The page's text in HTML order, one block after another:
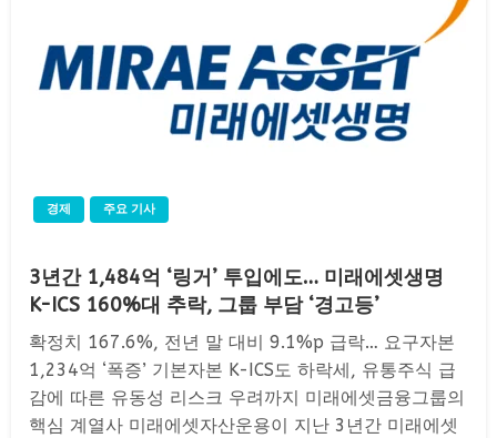
경제 주요 기사
3년간 1,484억 ‘링거’ 투입에도… 미래에셋생명
K-ICS 160%대 추락, 그룹 부담 ‘경고등’
확정치 167.6%, 전년 말 대비 9.1%p 급락… 요구자본
1,234억 ‘폭증’ 기본자본 K-ICS도 하락세, 유통주식 급
감에 따른 유동성 리스크 우려까지 미래에셋금융그룹의
핵심 계열사 미래에셋자산운용이 지난 3년간 미래에셋